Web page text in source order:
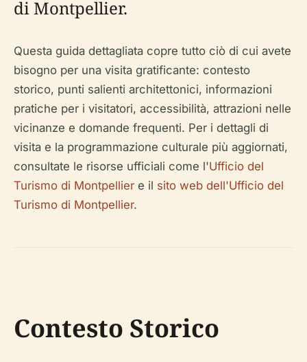
di Montpellier.
Questa guida dettagliata copre tutto ciò di cui avete
bisogno per una visita gratificante: contesto
storico, punti salienti architettonici, informazioni
pratiche per i visitatori, accessibilità, attrazioni nelle
vicinanze e domande frequenti. Per i dettagli di
visita e la programmazione culturale più aggiornati,
consultate le risorse ufficiali come l'Ufficio del
Turismo di Montpellier e il sito web dell'Ufficio del
Turismo di Montpellier.
Contesto Storico